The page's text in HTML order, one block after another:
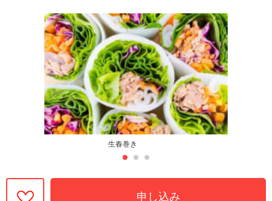
生春巻き
申し込み